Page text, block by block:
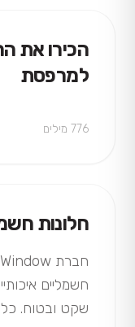
הכירו את
למרפסת
776 מילים
חלונות
חשמליים
שקט ובטוח. כל